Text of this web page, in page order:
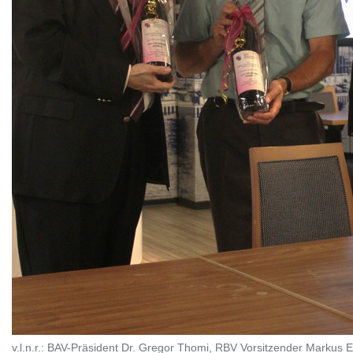
v.l.n.r.: BAV-Präsident Dr. Gregor Thomi, RBV Vorsitzender Markus